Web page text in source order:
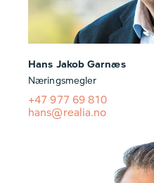
Hans Jakob Garnæs
Næringsmegler
+47 977 69 810
hans@realia.no